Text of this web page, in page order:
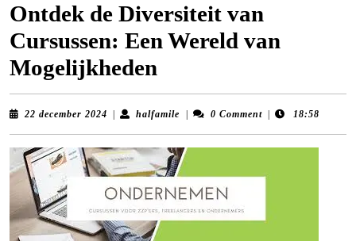
Ontdek de Diversiteit van
Cursussen: Een Wereld van
Mogelijkheden
22 december 2024 22
halfamile halfamile0 Comment 18:58